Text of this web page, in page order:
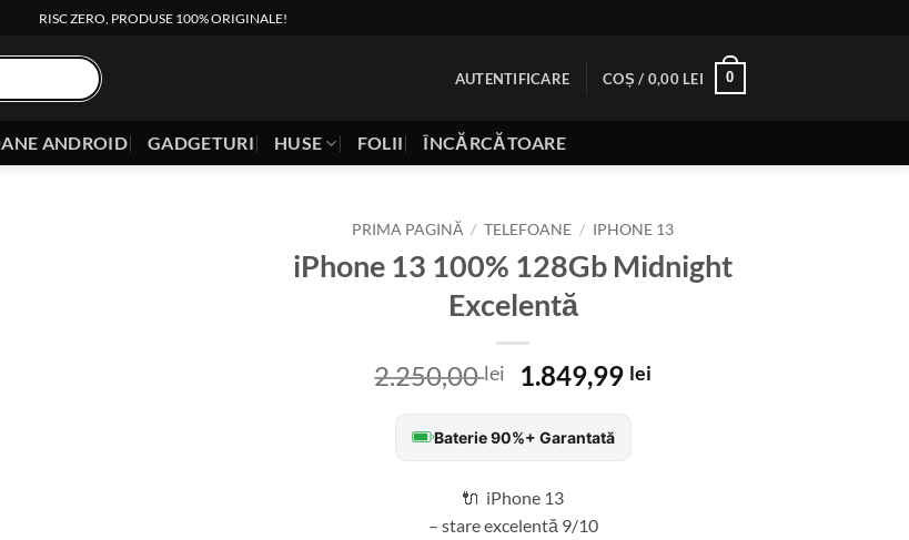
RISC ZERO, PRODUSE 100% ORIGINALE!
AUTENTIFICARE COȘ / 0,00 LEI 0
ANDROID GADGETURI HUSE FOLII ÎNCĂRCĂTOARE
PRIMA PAGINĂ / TELEFOANE / IPHONE 13
iPhone 13 100% 128Gb Midnight
Excelentă
2.250,00lei
Prețul
a
fost:
1.849,99 leiPrețul
Baterie 90%+ Garantată
🔌 iPhone 13
– stare excelentă 9/10